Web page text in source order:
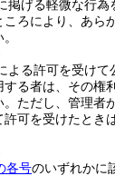
掲げる軽微な行為
ろにより、あら
よる許可を受けて
する者は、その権
ただし、管理者
許可を受けたとき
各号のいずれかに